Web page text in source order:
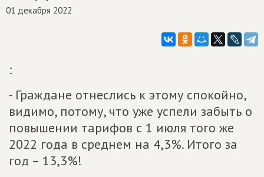
01 декабря 2022
:
- Граждане отнеслись к этому спокойно,
видимо, потому, что уже успели забыть о
повышении тарифов с 1 июля того же
2022 года в среднем на 4,3%. Итого за
год – 13,3%!